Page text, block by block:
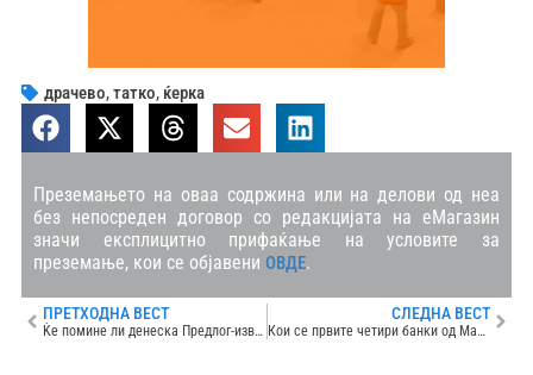
драчево,татко, ќерка
Преземањето на оваа содржина или на делови од неа
без непосреден договор со редакцијата на еМагазин
значи експлицитно прифаќање на условите за
преземање, кои се објавени ОВДЕ.
ПРЕТХОДНА ВЕСТ
Ќе помине ли денеска Предлог-извештајот на Европскиот парламент за Македонија
СЛЕДНА ВЕСТ
Кои се првите четири банки од Македонија кои се впишани во регистарот на Европскиот совет за плаќања: Започнува членувањето на земјава во СЕПА